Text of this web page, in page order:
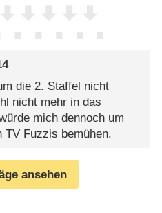
die 2. Staffel nicht
nicht mehr in das
mich dennoch um
TV Fuzzis bemühen.
ansehen